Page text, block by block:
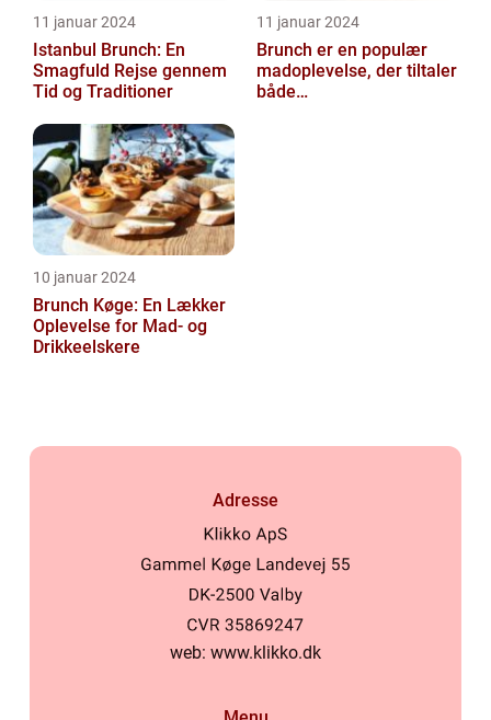
11 januar 2024
Istanbul Brunch: En
Smagfuld Rejse gennem
Tid og Traditioner
11 januar 2024
Brunch er en populær
madoplevelse, der tiltaler
både
10 januar 2024
Brunch Køge: En Lækker
Oplevelse for Mad- og
Drikkeelskere
Adresse
web: www.klikko.dk